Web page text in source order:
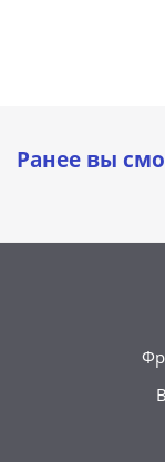
Ранее вы